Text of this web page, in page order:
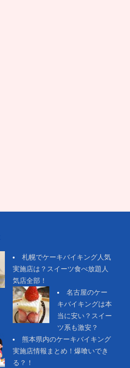
札幌でケーキバイキング人気
実施店は？スイーツ食べ放題人
気店全部！
名古屋のケー
キバイキングは本
当に安い？スイー
ツ系も激安？
熊本県内のケーキバイキング
実施店情報まとめ！爆喰いでき
る？！